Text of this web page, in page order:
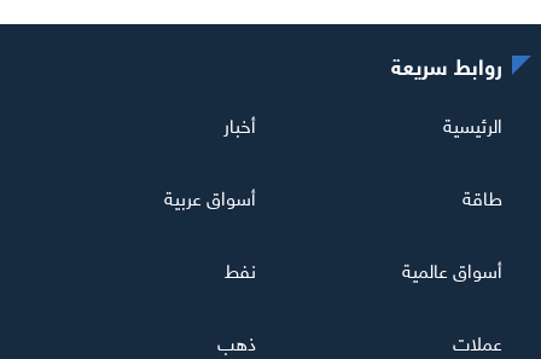
روابط سريعة
الرئيسية أخبار
طاقة أسواق عربية
أسواق عالمية نفط
عملات ذهب